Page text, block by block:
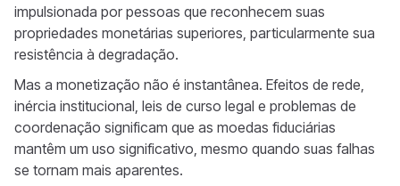
impulsionada por pessoas que reconhecem suas
propriedades monetárias superiores, particularmente sua
resistência à degradação.
Mas a monetização não é instantânea. Efeitos de rede,
inércia institucional, leis de curso legal e problemas de
coordenação significam que as moedas fiduciárias
mantêm um uso significativo, mesmo quando suas falhas
se tornam mais aparentes.